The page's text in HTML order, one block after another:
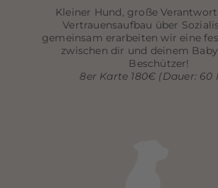
Kleiner Hund, große
Vertrauensaufbau über
gemeinsam erarbeiten wir eine
zwischen dir und deinem
Beschützer!
8er Karte 180€ (Dauer: 60